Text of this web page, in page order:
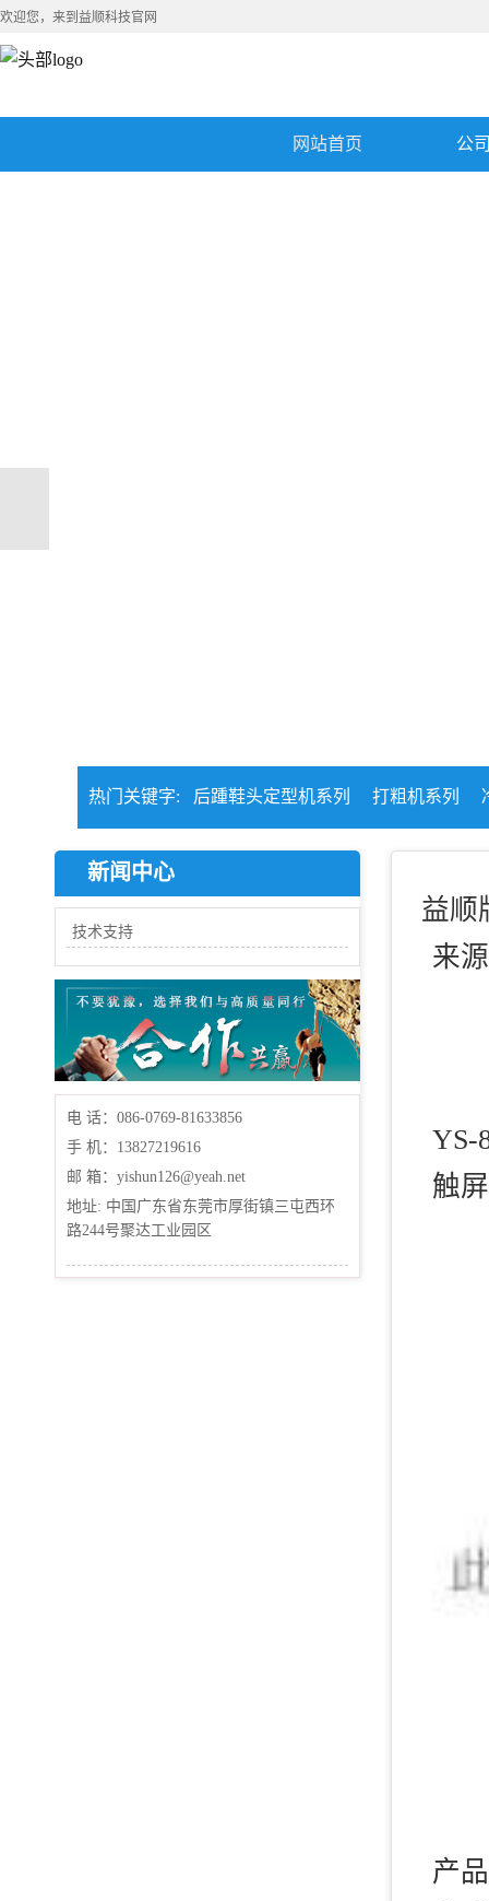
欢迎您，来到益顺科技官网
网站首页 公
热门关键字: 后踵鞋头定型机系列 打粗机系列
新闻中心
技术支持
电 话：086-0769-81633856
手 机：13827219616
邮 箱：yishun126@yeah.net
地址: 中国广东省东莞市厚街镇三屯西环
路244号聚达工业园区
益顺
来
YS-
触
产